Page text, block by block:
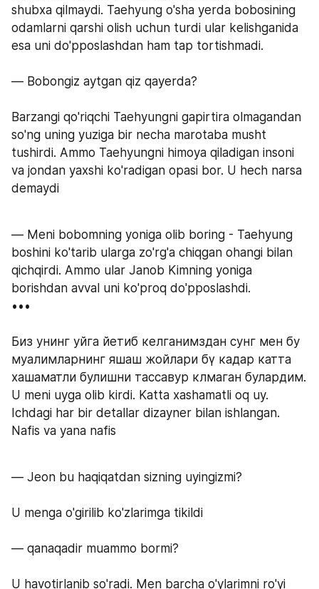
shubxa qilmaydi. Taehyung o'sha yerda bobosining
odamlarni qarshi olish uchun turdi ular kelishganida
esa uni do'pposlashdan ham tap tortishmadi.
— Bobongiz aytgan qiz qayerda?
Barzangi qo'riqchi Taehyungni gapirtira olmagandan
so'ng uning yuziga bir necha marotaba musht
tushirdi. Ammo Taehyungni himoya qiladigan insoni
va jondan yaxshi ko'radigan opasi bor. U hech narsa
demaydi
— Meni bobomning yoniga olib boring - Taehyung
boshini ko'tarib ularga zo'rg'a chiqgan ohangi bilan
qichqirdi. Ammo ular Janob Kimning yoniga
borishdan avval uni ko'proq do'pposlashdi.
ㅤㅤㅤㅤㅤㅤㅤㅤㅤㅤㅤㅤㅤ•••
Биз унинг уйга йетиб келганимздан сунг мен бу
муалимларнинг яшаш жойлари бү кадар катта
хашаматли булишни тассавур клмаган булардим.
U meni uyga olib kirdi. Katta xashamatli oq uy.
Ichdagi har bir detallar dizayner bilan ishlangan.
Nafis va yana nafis
— Jeon bu haqiqatdan sizning uyingizmi?
U menga o'girilib ko'zlarimga tikildi
— qanaqadir muammo bormi?
U havotirlanib so'radi. Men barcha o'ylarimni ro'yi